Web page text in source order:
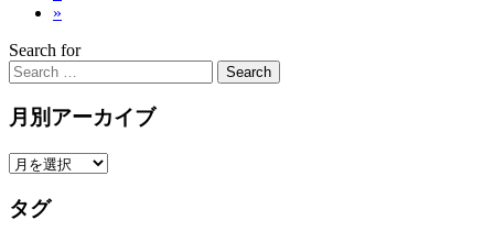
»
Search for
Search
月別アーカイブ
月
ア
タグ